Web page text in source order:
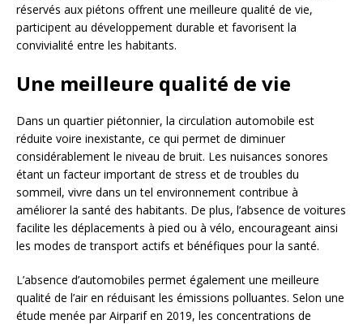
réservés aux piétons offrent une meilleure qualité de vie,
participent au développement durable et favorisent la
convivialité entre les habitants.
Une meilleure qualité de vie
Dans un quartier piétonnier, la circulation automobile est
réduite voire inexistante, ce qui permet de diminuer
considérablement le niveau de bruit. Les nuisances sonores
étant un facteur important de stress et de troubles du
sommeil, vivre dans un tel environnement contribue à
améliorer la santé des habitants. De plus, l’absence de voitures
facilite les déplacements à pied ou à vélo, encourageant ainsi
les modes de transport actifs et bénéfiques pour la santé.
L’absence d’automobiles permet également une meilleure
qualité de l’air en réduisant les émissions polluantes. Selon une
étude menée par Airparif en 2019, les concentrations de